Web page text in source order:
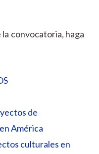
convocatoria, haga
de
América
culturales en